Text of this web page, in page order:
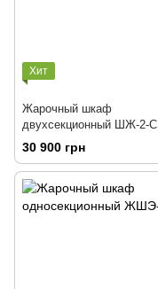
Хит
Жарочный шкаф
двухсекционный ШЖ-2-С
30 900 грн